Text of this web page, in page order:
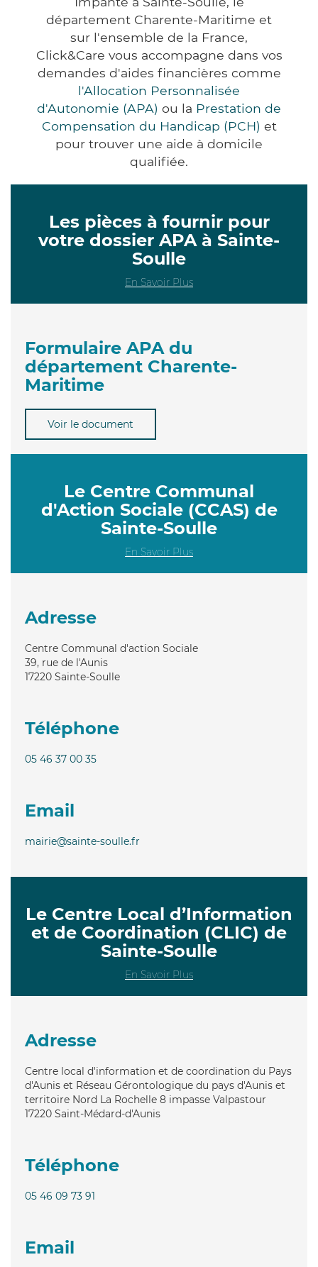
département Charente-Maritime et
sur l'ensemble de la France,
Click&Care vous accompagne dans vos
demandes d'aides financières comme
l'Allocation Personnalisée
d'Autonomie (APA) ou la Prestation de
Compensation du Handicap (PCH) et
pour trouver une aide à domicile
qualifiée.
Les pièces à fournir pour
votre dossier APA à Sainte-
Soulle
En Savoir Plus
Formulaire APA du
département Charente-
Maritime
Voir le document
Le Centre Communal
d'Action Sociale (CCAS) de
Sainte-Soulle
En Savoir Plus
Adresse
Centre Communal d'action Sociale
39, rue de l'Aunis
17220 Sainte-Soulle
Téléphone
05 46 37 00 35
Email
mairie@sainte-soulle.fr
Le Centre Local d’Information
et de Coordination (CLIC) de
Sainte-Soulle
En Savoir Plus
Adresse
Centre local d'information et de coordination du Pays
d'Aunis et Réseau Gérontologique du pays d'Aunis et
territoire Nord La Rochelle 8 impasse Valpastour
17220 Saint-Médard-d'Aunis
Téléphone
05 46 09 73 91
Email